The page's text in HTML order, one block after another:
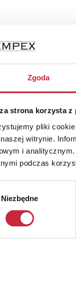
Zgoda
strona korzysta z
pliki
witrynie.
i
podczas
Niezbędne